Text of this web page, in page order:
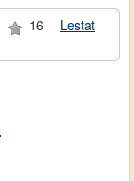
16
Lestat